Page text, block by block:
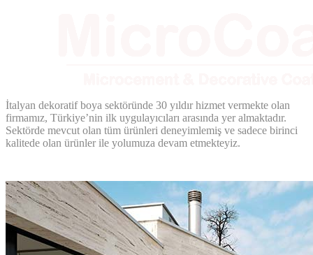
İtalyan dekoratif boya sektöründe 30 yıldır hizmet vermekte olan
firmamız, Türkiye’nin ilk uygulayıcıları arasında yer almaktadır.
Sektörde mevcut olan tüm ürünleri deneyimlemiş ve sadece birinci
kalitede olan ürünler ile yolumuza devam etmekteyiz.